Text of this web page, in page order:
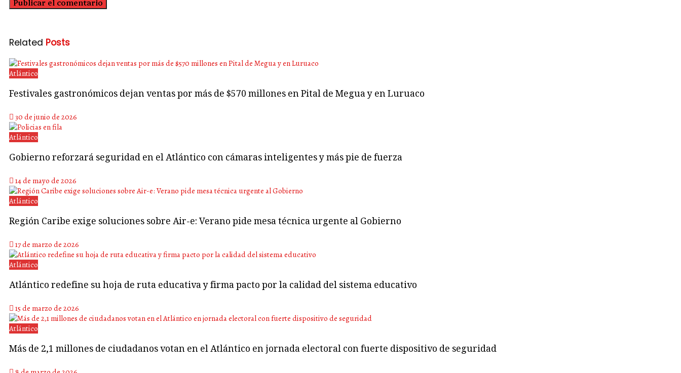
Related Posts
Atlántico
Festivales gastronómicos dejan ventas por más de $570 millones en Pital de Megua y en Luruaco
30 de junio de 2026
Atlántico
Gobierno reforzará seguridad en el Atlántico con cámaras inteligentes y más pie de fuerza
14 de mayo de 2026
Atlántico
Región Caribe exige soluciones sobre Air-e: Verano pide mesa técnica urgente al Gobierno
17 de marzo de 2026
Atlántico
Atlántico redefine su hoja de ruta educativa y firma pacto por la calidad del sistema educativo
15 de marzo de 2026
Atlántico
Más de 2,1 millones de ciudadanos votan en el Atlántico en jornada electoral con fuerte dispositivo de seguridad